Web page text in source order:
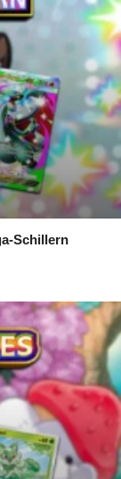
Schillern